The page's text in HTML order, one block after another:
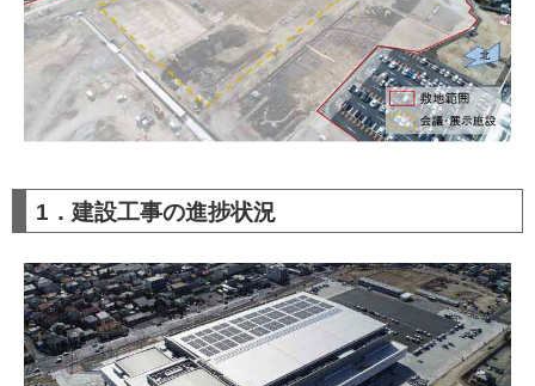
1．建設工事の進捗状況